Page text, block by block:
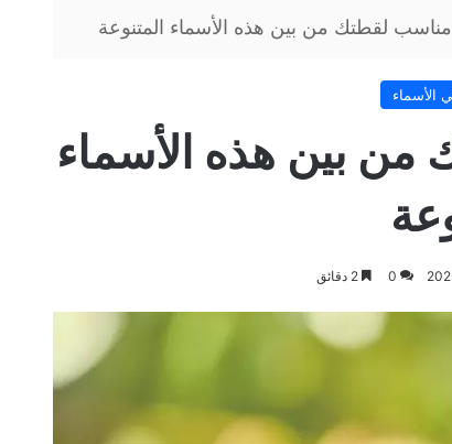
لقطتك من بين هذه الأسماء المتنوعة
الأسماء
بين هذه الأسماء
0 2 دقائق